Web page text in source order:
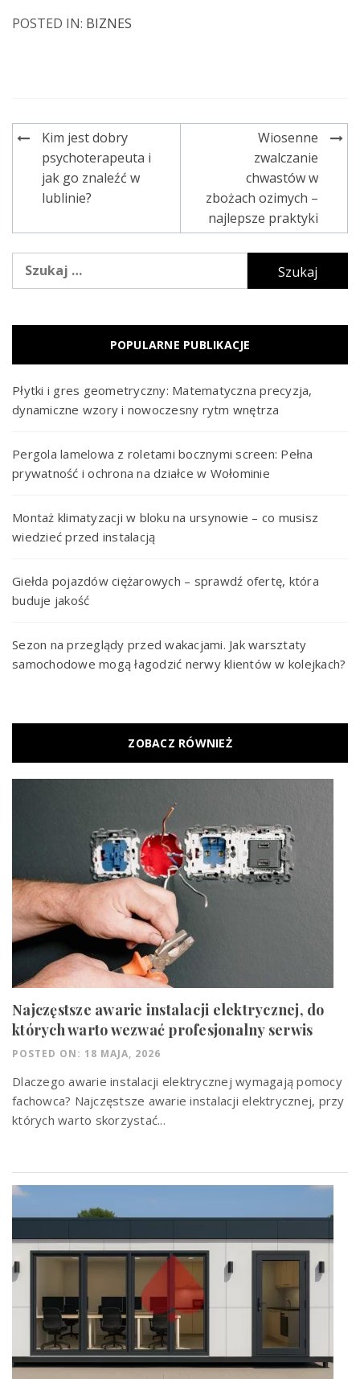
POSTED IN: BIZNES
Nawigacja
wpisu
Kim jest dobry
psychoterapeuta i
jak go znaleźć w
lublinie?
Wiosenne
zwalczanie
chwastów w
zbożach ozimych –
najlepsze praktyki
Szukaj:
POPULARNE PUBLIKACJE
Płytki i gres geometryczny: Matematyczna precyzja,
dynamiczne wzory i nowoczesny rytm wnętrza
Pergola lamelowa z roletami bocznymi screen: Pełna
prywatność i ochrona na działce w Wołominie
Montaż klimatyzacji w bloku na ursynowie – co musisz
wiedzieć przed instalacją
Giełda pojazdów ciężarowych – sprawdź ofertę, która
buduje jakość
Sezon na przeglądy przed wakacjami. Jak warsztaty
samochodowe mogą łagodzić nerwy klientów w kolejkach?
ZOBACZ RÓWNIEŻ
Najczęstsze awarie instalacji elektrycznej, do
których warto wezwać profesjonalny serwis
POSTED ON: 18 MAJA, 2026
Dlaczego awarie instalacji elektrycznej wymagają pomocy
fachowca? Najczęstsze awarie instalacji elektrycznej, przy
których warto skorzystać...